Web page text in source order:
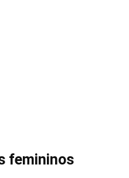
femininos